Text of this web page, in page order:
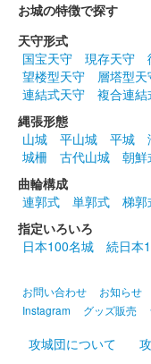
前橋城 御城印
販売終了
2024年12月21、22日
者の倉〜関東友城集
枚限定
厩橋城（前
定版
2024年12月21、22日
者の倉〜関東友城集結
お城の特徴で探す
天守形式
国宝天守
現存天守
望楼型天守
層塔型天
連結式天守
複合連
縄張形態
山城
平山城 平城
城柵
古代山城
朝鮮
曲輪構成
連郭式
単郭式 梯郭
指定いろいろ
日本100名城
続日本
お問い合わせ お知らせ
Instagram
グッズ販売
攻城団について